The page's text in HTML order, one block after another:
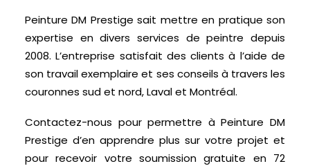
Peinture DM Prestige sait mettre en pratique son
expertise en divers services de peintre depuis
2008. L’entreprise satisfait des clients à l’aide de
son travail exemplaire et ses conseils à travers les
couronnes sud et nord, Laval et Montréal.
Contactez-nous pour permettre à Peinture DM
Prestige d’en apprendre plus sur votre projet et
pour recevoir votre soumission gratuite en 72